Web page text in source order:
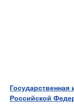
Российской